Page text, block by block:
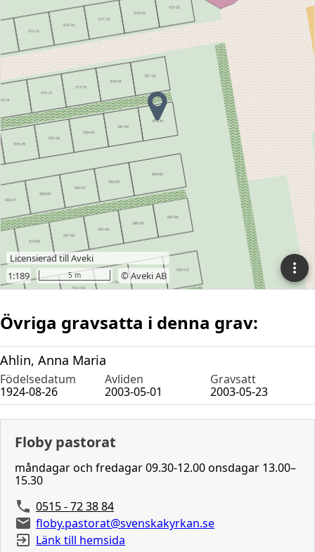
Övriga gravsatta i denna grav:
Ahlin, Anna Maria
Födelsedatum Avliden
Gravsatt
1924-08-26
2003-05-01 2003-05-23
Floby pastorat
måndagar och fredagar 09.30-12.00 onsdagar 13.00–
15.30
0515 - 72 38 84
floby.pastorat@svenskakyrkan.se
Länk till hemsida